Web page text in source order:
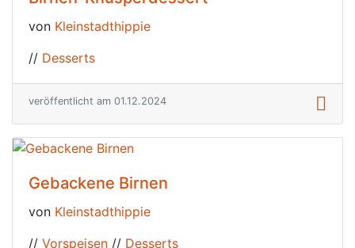
von Kleinstadthippie
// Desserts
veröffentlicht am 01.12.2024
Gebackene Birnen
von Kleinstadthippie
// Vorspeisen // Desserts